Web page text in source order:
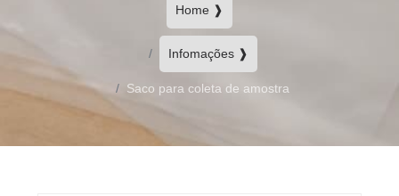
Home ❱
Infomações ❱
Saco para coleta de amostra